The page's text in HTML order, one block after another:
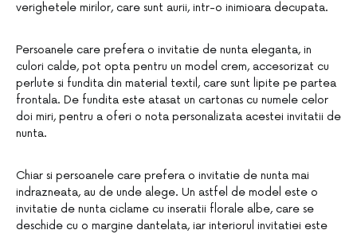
verighetele mirilor, care sunt aurii, intr-o inimioara decupata.
Persoanele care prefera o invitatie de nunta eleganta, in
culori calde, pot opta pentru un model crem, accesorizat cu
perlute si fundita din material textil, care sunt lipite pe partea
frontala. De fundita este atasat un cartonas cu numele celor
doi miri, pentru a oferi o nota personalizata acestei invitatii de
nunta.
Chiar si persoanele care prefera o invitatie de nunta mai
indrazneata, au de unde alege. Un astfel de model este o
invitatie de nunta ciclame cu inseratii florale albe, care se
deschide cu o margine dantelata, iar interiorul invitatiei este